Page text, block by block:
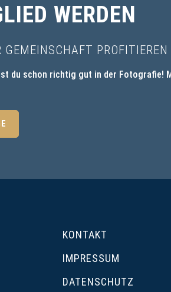
WERDEN
GEMEINSCHAFT PROFITIEREN
du schon richtig gut in der Fotografie!
KONTAKT
IMPRESSUM
DATENSCHUTZ